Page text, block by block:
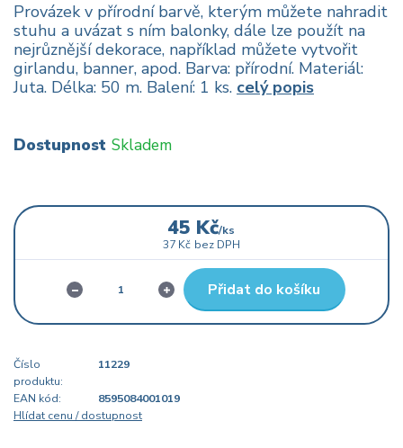
Provázek v přírodní barvě, kterým můžete nahradit
stuhu a uvázat s ním balonky, dále lze použít na
nejrůznější dekorace, například můžete vytvořit
girlandu, banner, apod. Barva: přírodní. Materiál:
Juta. Délka: 50 m. Balení: 1 ks. celý popis
Dostupnost Skladem
45 Kč/ks
37 Kč bez DPH
Přidat do košíku
Číslo
produktu:
11229
EAN kód:
8595084001019
Hlídat cenu / dostupnost